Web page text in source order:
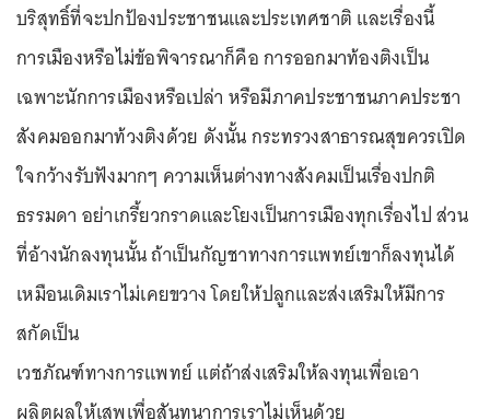
บริสุทธิ์ที่จะปกป้องประชาชนและประเทศชาติ และเรื่องนี้
การเมืองหรือไม่ข้อพิจารณาก็คือ การออกมาท้องติงเป็น
เฉพาะนักการเมืองหรือเปล่า หรือมีภาคประชาชนภาคประชา
สังคมออกมาท้วงติงด้วย ดังนั้น กระทรวงสาธารณสุขควรเปิด
ใจกว้างรับฟังมากๆ ความเห็นต่างทางสังคมเป็นเรื่องปกติ
ธรรมดา อย่าเกรี้ยวกราดและโยงเป็นการเมืองทุกเรื่องไป ส่วน
ที่อ้างนักลงทุนนั้น ถ้าเป็นกัญชาทางการแพทย์เขาก็ลงทุนได้
เหมือนเดิมเราไม่เคยขวาง โดยให้ปลูกและส่งเสริมให้มีการ
สกัดเป็น
เวชภัณฑ์ทางการแพทย์ แต่ถ้าส่งเสริมให้ลงทุนเพื่อเอา
ผลิตผลให้เสพเพื่อสันทนาการเราไม่เห็นด้วย